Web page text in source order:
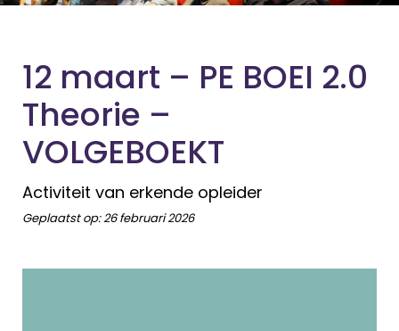
12 maart – PE BOEI 2.0
Theorie –
VOLGEBOEKT
Activiteit van erkende opleider
Geplaatst op:26 februari 2026